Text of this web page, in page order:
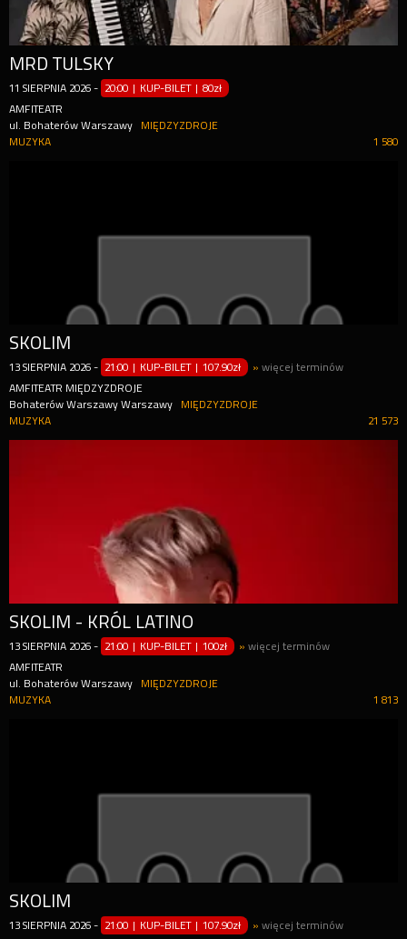
MRD TULSKY
11 SIERPNIA 2026 - 20:00 | KUP-BILET |80zł
AMFITEATR
ul. Bohaterów Warszawy
MIĘDZYZDROJE
1 580
MUZYKA
SKOLIM
13 SIERPNIA 2026 - 21:00 | KUP-BILET |107.90zł »więcej terminów
AMFITEATR MIĘDZYZDROJE
Bohaterów Warszawy Warszawy
MIĘDZYZDROJE
21 573
MUZYKA
SKOLIM - KRÓL LATINO
13 SIERPNIA 2026 - 21:00 | KUP-BILET |100zł »więcej terminów
AMFITEATR
ul. Bohaterów Warszawy
MIĘDZYZDROJE
1 813
MUZYKA
SKOLIM
13 SIERPNIA 2026 - 21:00 | KUP-BILET |107.90zł »więcej terminów